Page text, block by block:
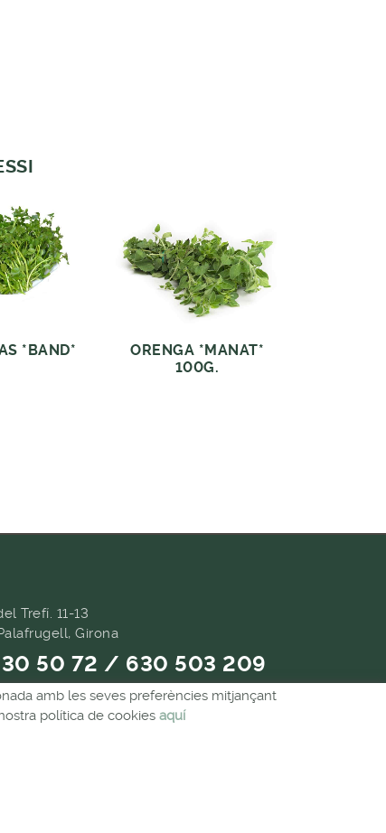
*BAND*
ORENGA *MANAT*
100G.
Trefí. 11-13
Girona
30 50 72 / 630 503 209
489
amb les seves preferències mitjançant
política de cookies aquí